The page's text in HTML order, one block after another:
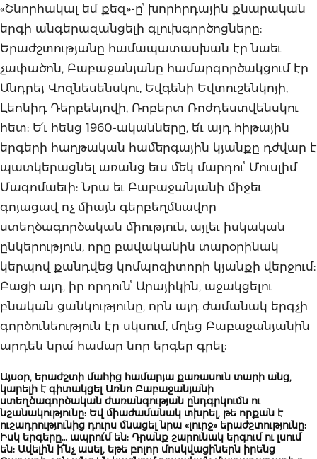
«Շնորհակալ եմ քեզ»-ըՙ խորհրդային քնարական
երգի անգերազանցելի գլուխգործոցները:
Երաժշտությանը համապատասխան էր նաեւ
չափածոն, Բաբաջանյանը համարգործակցում էր
Անդրեյ Վոզնեսենսկու, Եվգենի Եվտուշենկոյի,
Լեոնիդ Դերբենյովի, Ռոբերտ Ռոժդեստվենսկու
հետ: Ե՛ւ հենց 1960-ականները, ե՛ւ այդ հիթային
երգերի հաղթական համերգային կյանքը դժվար է
պատկերացնել առանց եւս մեկ մարդուՙ Մուսլիմ
Մագոմաեւի: Նրա եւ Բաբաջանյանի միջեւ
գոյացավ ոչ միայն գերբեղմնավոր
ստեղծագործական միություն, այլեւ իսկական
ընկերություն, որը բավականին տարօրինակ
կերպով քանդվեց կոմպոզիտորի կյանքի վերջում:
Բացի այդ, իր որդունՙ Արայիկին, աջակցելու
բնական ցանկությունը, որն այդ ժամանակ երգչի
գործունեություն էր սկսում, մղեց Բաբաջանյանին
արդեն նրա՛ համար նոր երգեր գրել:
Այսօր, երաժշտի մահից համարյա քառասուն տարի անց,
կարելի է գիտակցել Առնո Բաբաջանյանի
ստեղծագործական ժառանգության ընդգրկումն ու
նշանակությունը: Եվ միաժամանակ տխրել, թե որքան է
ուշադրությունից դուրս մնացել նրա «լուրջ» երաժշտությունը:
Իսկ երգերը… ապրու՛մ են: Դրանք շարունակ երգում ու լսում
են: Ավելին ի՜նչ ասել, եթե բոլոր մոսկվացիներն իրենց